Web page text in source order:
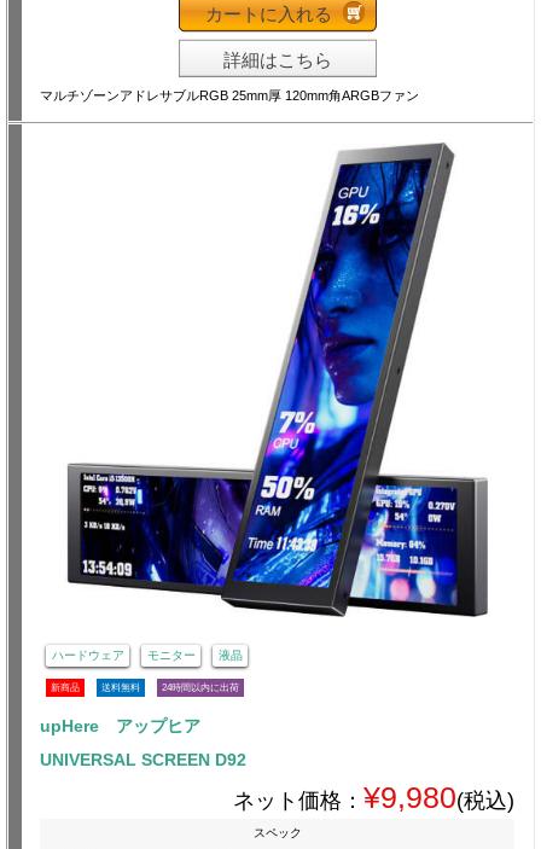
カートに入れる
詳細はこちら
マルチゾーンアドレサブルRGB 25mm厚 120mm角ARGBファン
ハードウェア モニター 液晶
新商品 送料無料 24時間以内に出荷
upHere アップヒア
UNIVERSAL SCREEN D92
ネット価格： ¥9,980(税込)
スペック